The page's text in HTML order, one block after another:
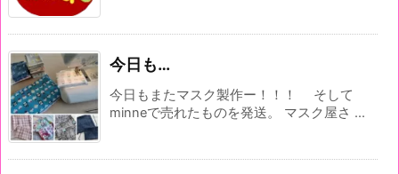
今日も…
今日もまたマスク製作ー！！！ そして
minneで売れたものを発送。 マスク屋さ ...